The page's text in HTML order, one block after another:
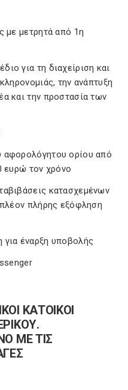
με μετρητά από 1η
για τη διαχείριση και
την ανάπτυξη
και την προστασία των
ορίου από
ευρώ τον χρόνο
κατασχεμένων
πλήρης εξόφληση
έναρξη υποβολής
ΚΑΤΟΙΚΟΙ
ΜΕ ΤΙΣ